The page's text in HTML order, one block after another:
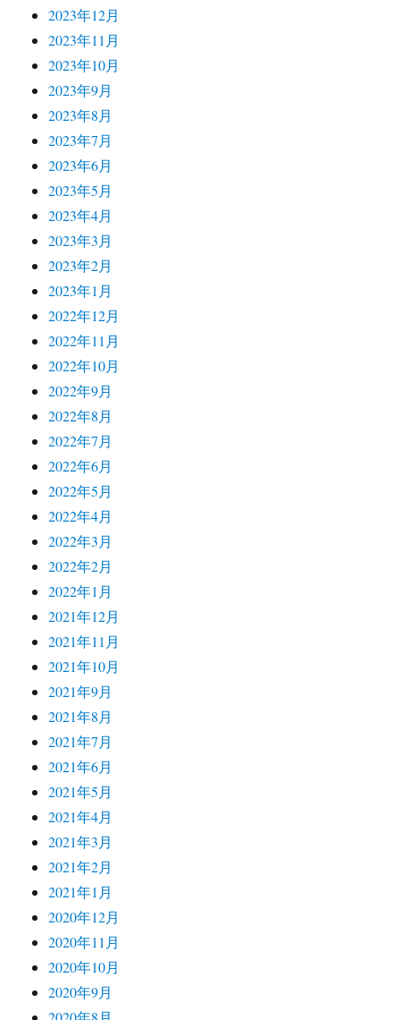
2023年12月
2023年11月
2023年10月
2023年9月
2023年8月
2023年7月
2023年6月
2023年5月
2023年4月
2023年3月
2023年2月
2023年1月
2022年12月
2022年11月
2022年10月
2022年9月
2022年8月
2022年7月
2022年6月
2022年5月
2022年4月
2022年3月
2022年2月
2022年1月
2021年12月
2021年11月
2021年10月
2021年9月
2021年8月
2021年7月
2021年6月
2021年5月
2021年4月
2021年3月
2021年2月
2021年1月
2020年12月
2020年11月
2020年10月
2020年9月